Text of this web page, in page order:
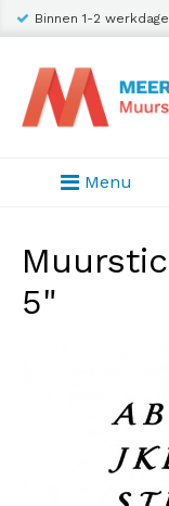
Binnen 1-2
Menu
5"